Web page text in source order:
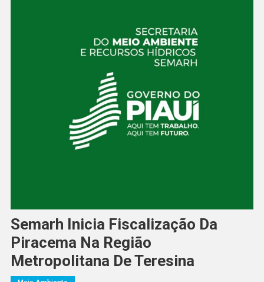
Semarh Inicia Fiscalização Da
Piracema Na Região
Metropolitana De Teresina